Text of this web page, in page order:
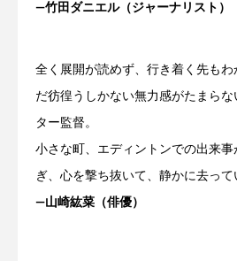
―竹田ダニエル（ジャーナリスト）
全く展開が読めず、行き着く先も
だ彷徨うしかない無力感がたまら
ター監督。
小さな町、エディントンでの出来
ぎ、心を撃ち抜いて、静かに去って
―山崎紘菜（俳優）